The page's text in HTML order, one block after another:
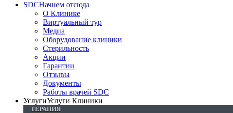
SDCНачнем отсюда
О Клинике
Виртуальный тур
Медиа
Оборудование клиники
Стерильность
Акции
Гарантии
Отзывы
Документы
Работы врачей SDC
УслугиУслуги Клиники
ТЕРАПИЯ